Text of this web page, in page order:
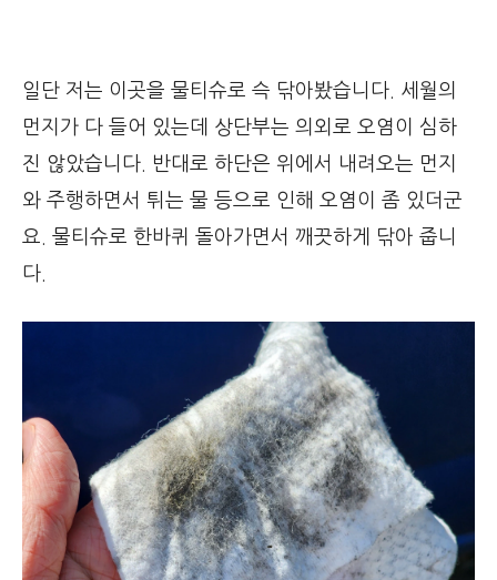
일단 저는 이곳을 물티슈로 슥 닦아봤습니다. 세월의
먼지가 다 들어 있는데 상단부는 의외로 오염이 심하
진 않았습니다. 반대로 하단은 위에서 내려오는 먼지
와 주행하면서 튀는 물 등으로 인해 오염이 좀 있더군
요. 물티슈로 한바퀴 돌아가면서 깨끗하게 닦아 줍니
다.